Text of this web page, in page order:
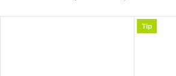
Tip